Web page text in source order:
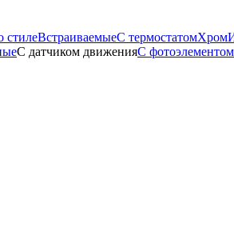
стилеВстраиваемыеС термостатомХром
С датчиком движенияС фотоэлементом